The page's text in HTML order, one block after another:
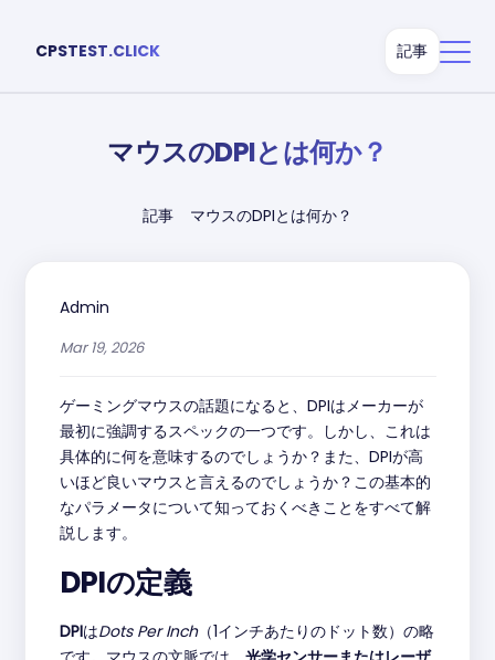
CPSTEST.CLICK 記事
マウスのDPIとは何か？
記事 マウスのDPIとは何か？
Admin
Mar 19, 2026
ゲーミングマウスの話題になると、DPIはメーカーが
最初に強調するスペックの一つです。しかし、これは
具体的に何を意味するのでしょうか？また、DPIが高
いほど良いマウスと言えるのでしょうか？この基本的
なパラメータについて知っておくべきことをすべて解
説します。
DPIの定義
DPIはDots Per Inch（1インチあたりのドット数）の略